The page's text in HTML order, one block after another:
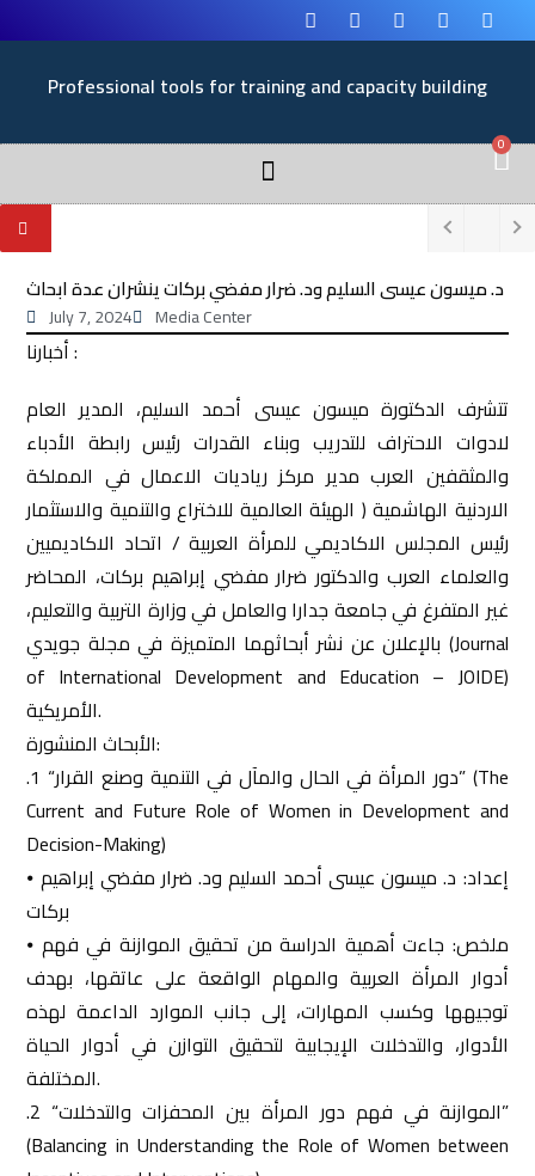
Professional tools for training and capacity building
0
د. ميسون عيسى السليم ود. ضرار مفضي بركات ينشران عدة ابحاث
July 7, 2024 Media Center
أخبارنا :
تتشرف الدكتورة ميسون عيسى أحمد السليم، المدير العام
لادوات الاحتراف للتدريب وبناء القدرات رئيس رابطة الأدباء
والمثقفين العرب مدير مركز رياديات الاعمال في المملكة
الاردنية الهاشمية ( الهيئة العالمية للاختراع والتنمية والاستثمار
رئيس المجلس الاكاديمي للمرأة العربية / اتحاد الاكاديميين
والعلماء العرب والدكتور ضرار مفضي إبراهيم بركات، المحاضر
غير المتفرغ في جامعة جدارا والعامل في وزارة التربية والتعليم،
بالإعلان عن نشر أبحاثهما المتميزة في مجلة جويدي (Journal
of International Development and Education – JOIDE)
الأمريكية.
الأبحاث المنشورة:
.1 “دور المرأة في الحال والمآل في التنمية وصنع القرار” (The
Current and Future Role of Women in Development and
Decision-Making)
⦁ إعداد: د. ميسون عيسى أحمد السليم ود. ضرار مفضي إبراهيم
بركات
⦁ ملخص: جاءت أهمية الدراسة من تحقيق الموازنة في فهم
أدوار المرأة العربية والمهام الواقعة على عاتقها، بهدف
توجيهها وكسب المهارات، إلى جانب الموارد الداعمة لهذه
الأدوار، والتدخلات الإيجابية لتحقيق التوازن في أدوار الحياة
المختلفة.
.2 “الموازنة في فهم دور المرأة بين المحفزات والتدخلات”
(Balancing in Understanding the Role of Women between